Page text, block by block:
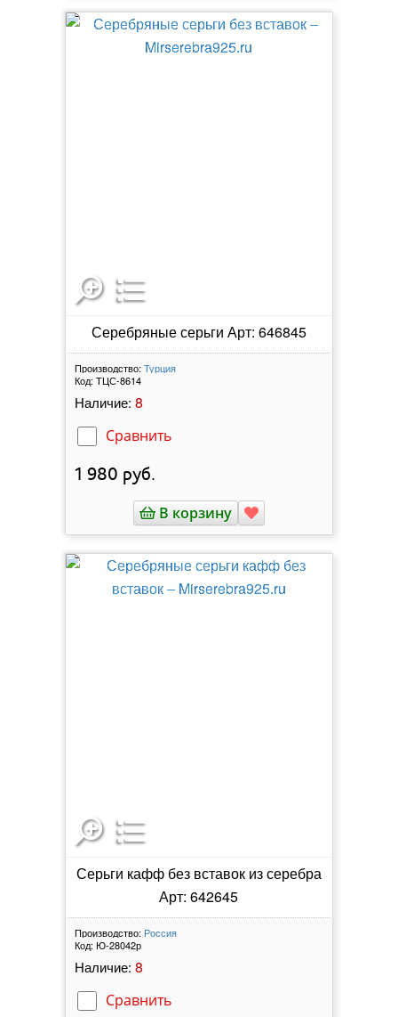
Серебряные серьги Арт: 646845
Производство: Турция
Код: ТЦС-8614
Наличие: 8
Сравнить
1 980 руб.
В корзину
Серьги кафф без вставок из серебра
Арт: 642645
Производство: Россия
Код: Ю-28042р
Наличие: 8
Сравнить